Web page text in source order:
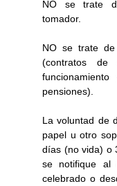
NO se trate
tomador.
NO se trate de
(contratos
pensiones).
La voluntad de
papel u otro
días (no vida) o
se notifique al
celebrado o